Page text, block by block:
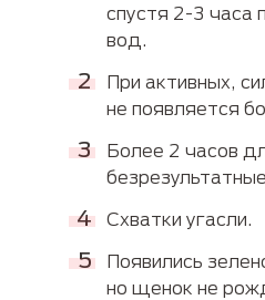
спустя 2-3 часа
вод.
При активных,
не появляется
Более 2 часов
Схватки угасли.
Появились
но щенок не